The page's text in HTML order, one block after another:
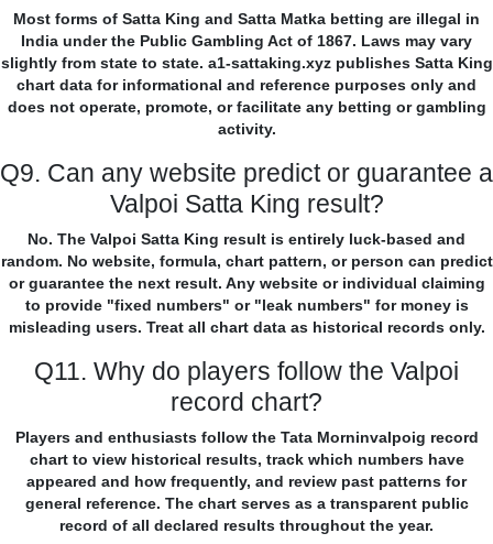
Most forms of Satta King and Satta Matka betting are illegal in
India under the Public Gambling Act of 1867. Laws may vary
slightly from state to state. a1-sattaking.xyz publishes Satta King
chart data for informational and reference purposes only and
does not operate, promote, or facilitate any betting or gambling
activity.
Q9. Can any website predict or guarantee a
Valpoi Satta King result?
No. The Valpoi Satta King result is entirely luck-based and
random. No website, formula, chart pattern, or person can predict
or guarantee the next result. Any website or individual claiming
to provide "fixed numbers" or "leak numbers" for money is
misleading users. Treat all chart data as historical records only.
Q11. Why do players follow the Valpoi
record chart?
Players and enthusiasts follow the Tata Morninvalpoig record
chart to view historical results, track which numbers have
appeared and how frequently, and review past patterns for
general reference. The chart serves as a transparent public
record of all declared results throughout the year.